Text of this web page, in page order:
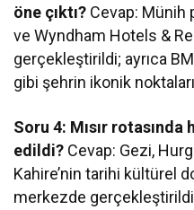
öne çıktı? Cevap: Münih
ve Wyndham Hotels &
gerçekleştirildi; ayrıca
gibi şehrin ikonik
Soru 4: Mısır
edildi? Cevap: Gezi,
Kahire’nin tarihi kültürel
merkezde